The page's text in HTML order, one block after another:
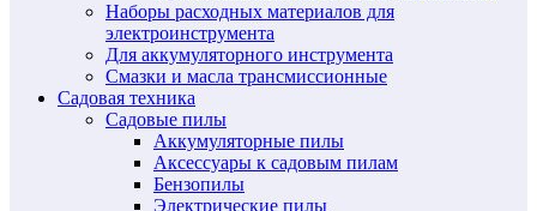
Наборы расходных материалов для
электроинструмента
Для аккумуляторного инструмента
Смазки и масла трансмиссионные
Садовая техника
Садовые пилы
Аккумуляторные пилы
Аксессуары к садовым пилам
Бензопилы
Электрические пилы